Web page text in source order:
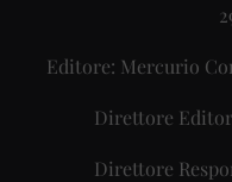
Editore: Mercurio
Direttore
Direttore